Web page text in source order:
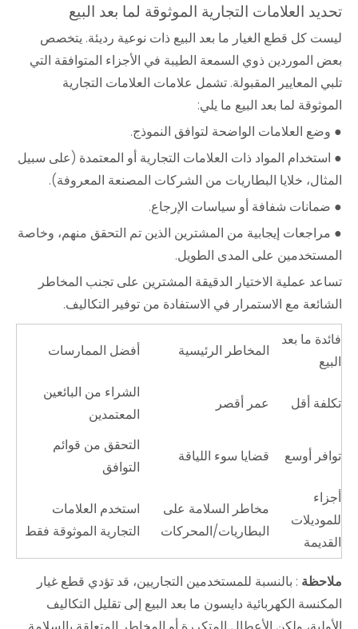
تحديد العلامات التجارية الموثوقة لما بعد البيع
ليست كل قطع الغيار ما بعد البيع ذات نوعية رديئة. يتخصص
بعض الموردين ذوي السمعة الطيبة في الأجزاء المتوافقة التي
تلبي المعايير المقبولة. تشمل علامات العلامات التجارية
الموثوقة لما بعد البيع ما يلي:
● وضع العلامات الواضحة لتوافق النموذج.
● استخدام المواد ذات العلامات التجارية أو المعتمدة (على سبيل
المثال، خلايا البطاريات من الشركات المصنعة المعروفة).
● ضمانات شفافة أو سياسات الإرجاع.
● مراجعات إيجابية من المشترين الذين تم التحقق منهم، وخاصة
المستخدمين على المدى الطويل.
تساعد عملية الاختيار الدقيقة المشترين على تجنب المخاطر
الشائعة مع الاستمرار في الاستفادة من توفير التكاليف.
فائدة ما بعد
البيع
المخاطر الرئيسية أفضل الممارسات
تكلفة أقل عمر أقصر
الشراء من البائعين
المعتمدين
توافر أوسع قضايا سوء اللياقة
التحقق من قوائم
التوافق
أجزاء
للموديلات
القديمة
مخاطر السلامة على
البطاريات/المحركات
استخدم العلامات
التجارية الموثوقة فقط
ملاحظة : بالنسبة للمستخدمين التجاريين، قد تؤدي قطع غيار
المكنسة الكهربائية دايسون ما بعد البيع إلى تقليل التكاليف